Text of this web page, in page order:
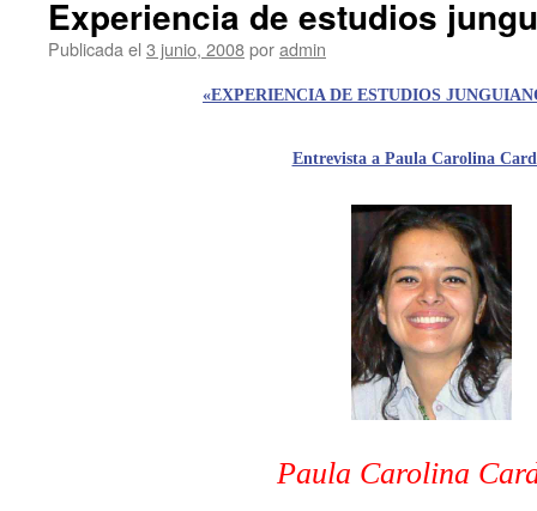
Experiencia de estudios
Publicada el 3 junio, 2008poradmin
«EXPERIENCIA DE ESTUDIOS
Entrevista a Paula Carolina
Paula Carolina